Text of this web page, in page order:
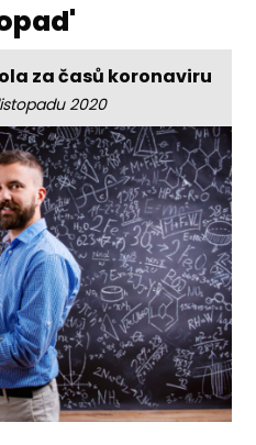
za časů koronaviru
2020